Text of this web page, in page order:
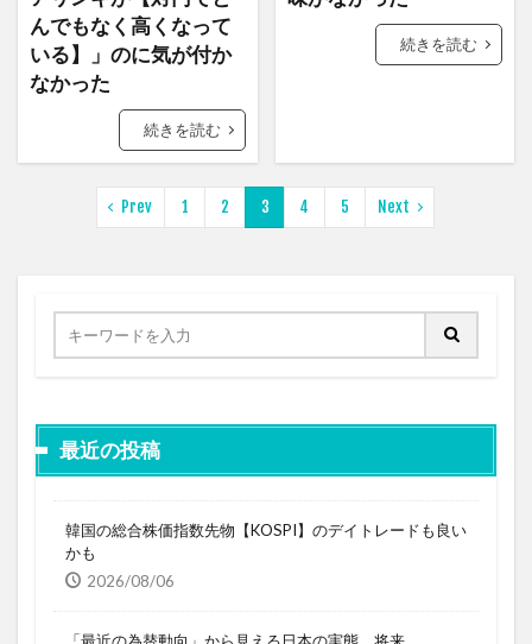
んでもなく高くなって
いる】」のに気が付か
なかった
続きを読む
続きを読む
Prev 1 2 3 4 5 Next
最近の投稿
韓国の総合株価指数先物【KOSPI】のデイトレードも良い
かも
2026/08/06